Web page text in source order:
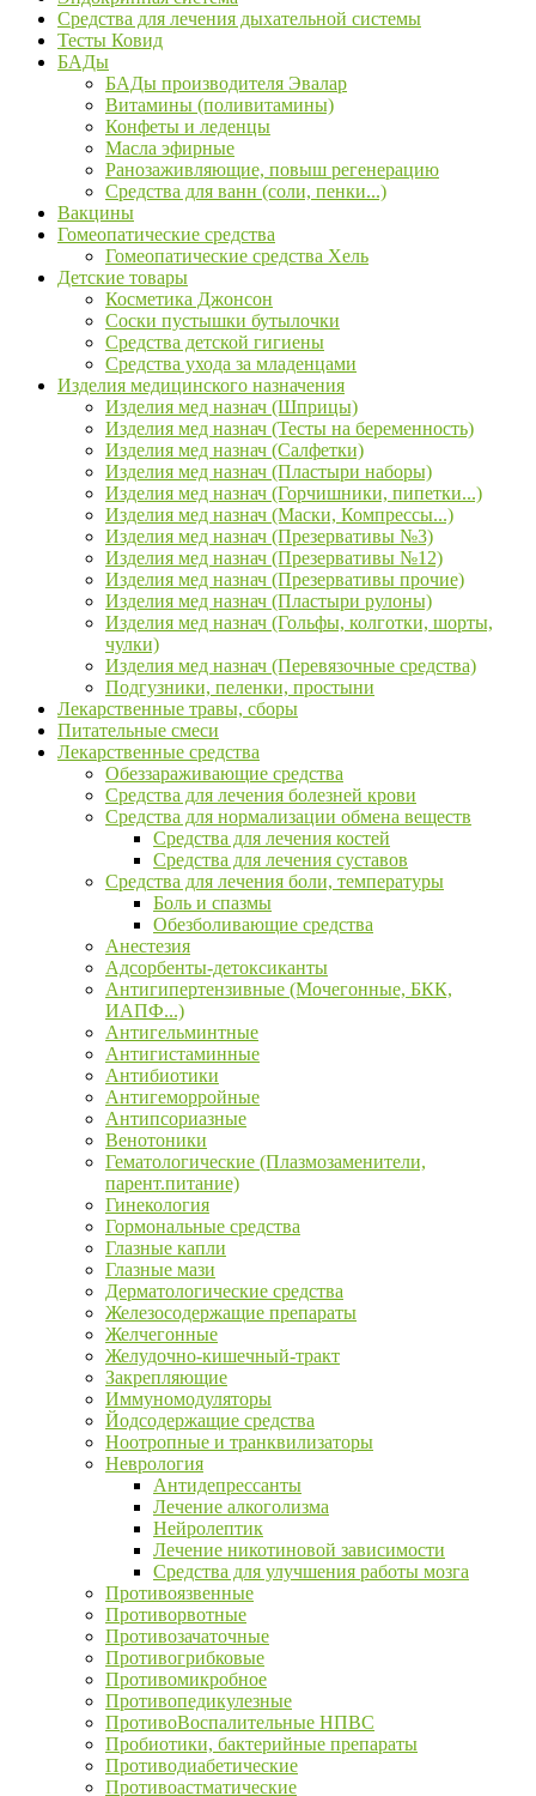
Средства для лечения дыхательной системы
Тесты Ковид
БАДы
БАДы производителя Эвалар
Витамины (поливитамины)
Конфеты и леденцы
Масла эфирные
Ранозаживляющие, повыш регенерацию
Средства для ванн (соли, пенки...)
Вакцины
Гомеопатические средства
Гомеопатические средства Хель
Детские товары
Косметика Джонсон
Соски пустышки бутылочки
Средства детской гигиены
Средства ухода за младенцами
Изделия медицинского назначения
Изделия мед назнач (Шприцы)
Изделия мед назнач (Тесты на беременность)
Изделия мед назнач (Салфетки)
Изделия мед назнач (Пластыри наборы)
Изделия мед назнач (Горчишники, пипетки...)
Изделия мед назнач (Маски, Компрессы...)
Изделия мед назнач (Презервативы №3)
Изделия мед назнач (Презервативы №12)
Изделия мед назнач (Презервативы прочие)
Изделия мед назнач (Пластыри рулоны)
Изделия мед назнач (Гольфы, колготки, шорты,
чулки)
Изделия мед назнач (Перевязочные средства)
Подгузники, пеленки, простыни
Лекарственные травы, сборы
Питательные смеси
Лекарственные средства
Обеззараживающие средства
Средства для лечения болезней крови
Средства для нормализации обмена веществ
Средства для лечения костей
Средства для лечения суставов
Средства для лечения боли, температуры
Боль и спазмы
Обезболивающие средства
Анестезия
Адсорбенты-детоксиканты
Антигипертензивные (Мочегонные, БКК,
ИАПФ...)
Антигельминтные
Антигистаминные
Антибиотики
Антигеморройные
Антипсориазные
Венотоники
Гематологические (Плазмозаменители,
парент.питание)
Гинекология
Гормональные средства
Глазные капли
Глазные мази
Дерматологические средства
Железосодержащие препараты
Желчегонные
Желудочно-кишечный-тракт
Закрепляющие
Иммуномодуляторы
Йодсодержащие средства
Ноотропные и транквилизаторы
Неврология
Антидепрессанты
Лечение алкоголизма
Нейролептик
Лечение никотиновой зависимости
Средства для улучшения работы мозга
Противоязвенные
Противорвотные
Противозачаточные
Противогрибковые
Противомикробное
Противопедикулезные
ПротивоВоспалительные НПВС
Пробиотики, бактерийные препараты
Противодиабетические
Противоастматические